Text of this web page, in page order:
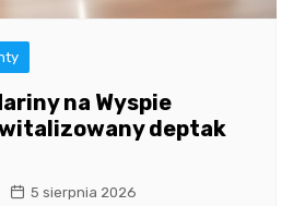
na Wyspie
deptak
5 sierpnia 2026